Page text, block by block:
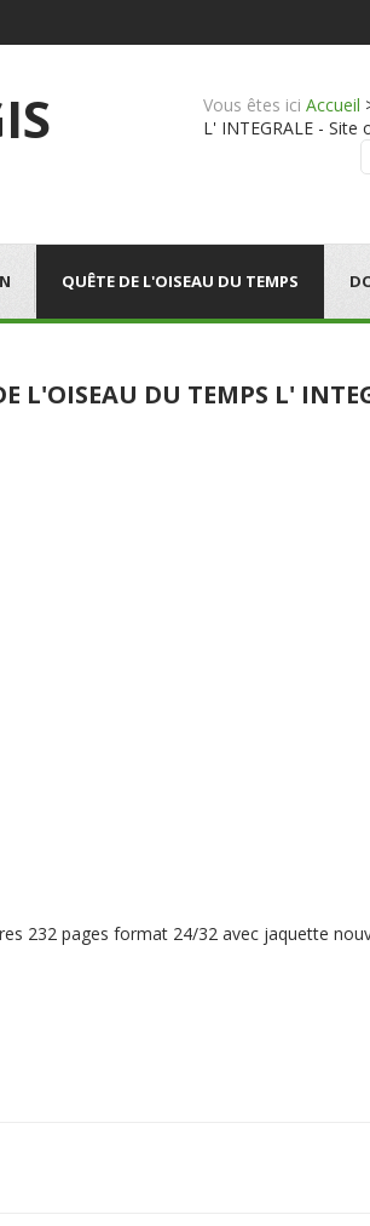
Vous êtes ici Accueil
L' INTEGRALE - Site
QUÊTE DE L'OISEAU DU TEMPS
L'OISEAU DU TEMPS L'
232 pages format 24/32 avec jaquette